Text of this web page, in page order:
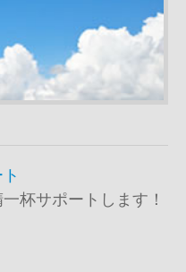
ト
杯サポートします！